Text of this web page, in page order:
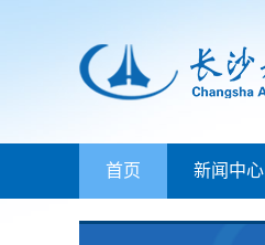
首页 新闻中心